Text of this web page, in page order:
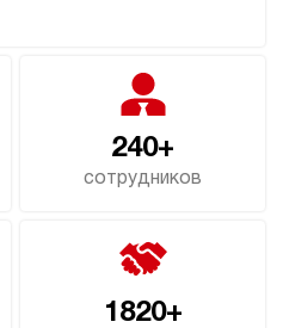
240+
сотрудников
1820+